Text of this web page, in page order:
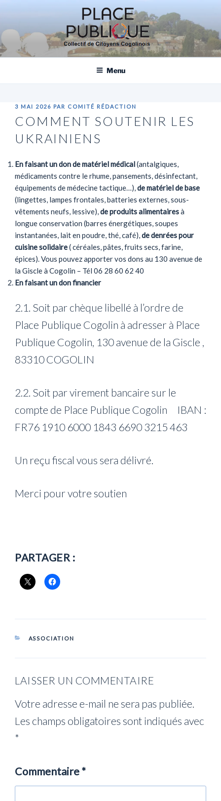
contenu
principal
PLACE PUBLIQUE, COLLECTIF DE
CITOYENS COGOLINOIS
Menu
PUBLIÉ
3 MAI 2026 PAR COMITÉ RÉDACTION
COMMENT SOUTENIR LES
UKRAINIENS
En faisant un don de matérielmédical(antalgiques,
médicaments contre le rhume, pansements, désinfectant,
équipements de médecine tactique…),de matériel de base
(lingettes, lampes frontales, batteries externes, sous-
vêtements neufs, lessive),de produits alimentairesà
longue conservation (barres énergétiques, soupes
instantanées, lait en poudre, thé, café),de denrées pour
cuisine solidaire( céréales, pâtes, fruits secs, farine,
épices). Vous pouvez apporter vos dons au 130 avenue de
la Giscle à Cogolin – Tél 06 28 60 62 40
En faisant un don financier
2.1. Soit par chèque libellé à l’ordre de
Place Publique Cogolin à adresser à Place
Publique Cogolin, 130 avenue de la Giscle ,
83310 COGOLIN
2.2. Soit par virement bancaire sur le
compte de Place Publique Cogolin IBAN :
FR76 1910 6000 1843 6690 3215 463
Un reçu fiscal vous sera délivré.
Merci pour votre soutien
PARTAGER :
CATÉGORIES
ASSOCIATION
LAISSER UN COMMENTAIRE
Votre adresse e-mail ne sera pas publiée.
Les champs obligatoires sont indiqués avec
*
Commentaire*